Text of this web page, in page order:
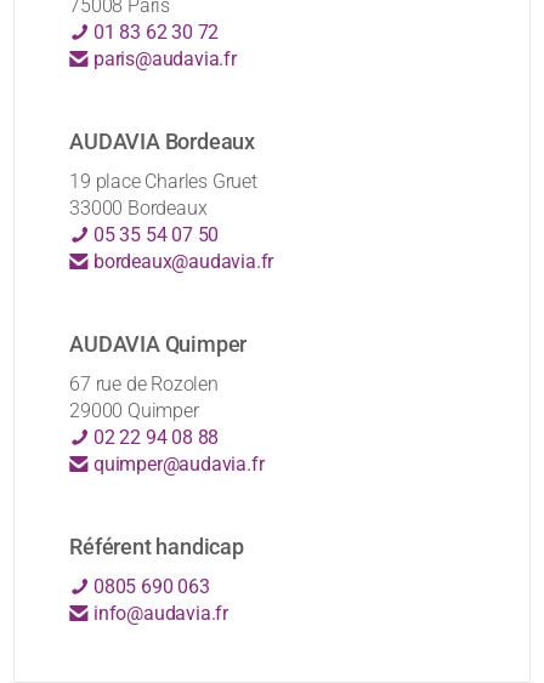
75008 Paris
01 83 62 30 72
paris@audavia.fr
AUDAVIA Bordeaux
19 place Charles Gruet
33000 Bordeaux
05 35 54 07 50
bordeaux@audavia.fr
AUDAVIA Quimper
67 rue de Rozolen
29000 Quimper
02 22 94 08 88
quimper@audavia.fr
Référent handicap
0805 690 063
info@audavia.fr